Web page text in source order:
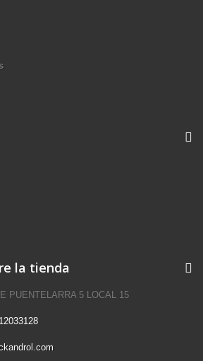
la tienda
PUENTELARRA 5 LOCAL 15